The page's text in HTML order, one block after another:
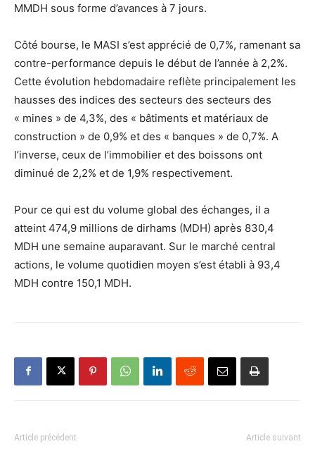
MMDH sous forme d’avances à 7 jours.
Côté bourse, le MASI s’est apprécié de 0,7%, ramenant sa
contre-performance depuis le début de l’année à 2,2%.
Cette évolution hebdomadaire reflète principalement les
hausses des indices des secteurs des secteurs des
« mines » de 4,3%, des « bâtiments et matériaux de
construction » de 0,9% et des « banques » de 0,7%. A
l’inverse, ceux de l’immobilier et des boissons ont
diminué de 2,2% et de 1,9% respectivement.
Pour ce qui est du volume global des échanges, il a
atteint 474,9 millions de dirhams (MDH) après 830,4
MDH une semaine auparavant. Sur le marché central
actions, le volume quotidien moyen s’est établi à 93,4
MDH contre 150,1 MDH.
Article précédent Article suivant